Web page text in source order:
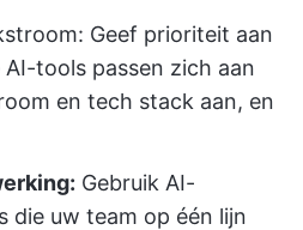
Geef prioriteit aan
tools passen zich aan
en tech stack aan, en
Gebruik AI-
die uw team op één lijn